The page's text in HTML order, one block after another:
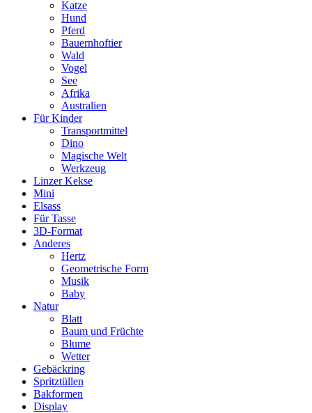
Katze
Hund
Pferd
Bauernhoftier
Wald
Vogel
See
Afrika
Australien
Für Kinder
Transportmittel
Dino
Magische Welt
Werkzeug
Linzer Kekse
Mini
Elsass
Für Tasse
3D-Format
Anderes
Hertz
Geometrische Form
Musik
Baby
Natur
Blatt
Baum und Früchte
Blume
Wetter
Gebäckring
Spritztüllen
Bakformen
Display